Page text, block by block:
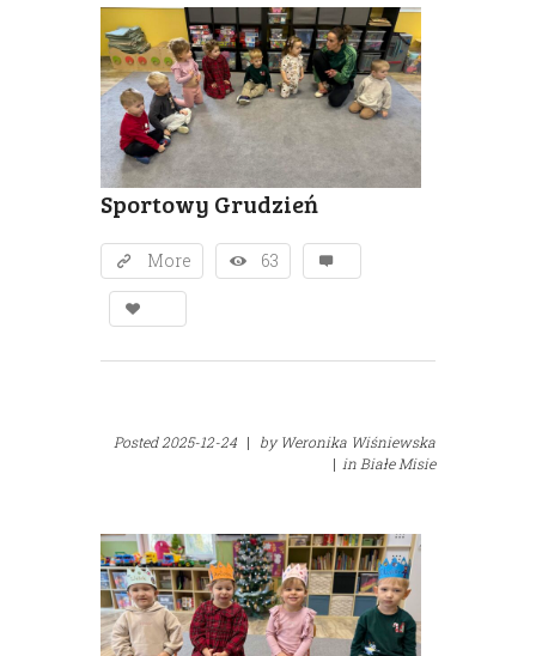
Sportowy Grudzień
More 63
Posted2025-12-24 | byWeronika Wiśniewska
| in Białe Misie